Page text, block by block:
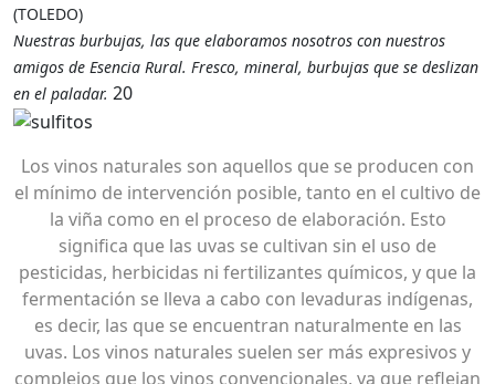
(TOLEDO)
Nuestras burbujas, las que elaboramos nosotros con nuestros
amigos de Esencia Rural. Fresco, mineral, burbujas que se deslizan
en el paladar. 20
Los vinos naturales son aquellos que se producen con
el mínimo de intervención posible, tanto en el cultivo de
la viña como en el proceso de elaboración. Esto
significa que las uvas se cultivan sin el uso de
pesticidas, herbicidas ni fertilizantes químicos, y que la
fermentación se lleva a cabo con levaduras indígenas,
es decir, las que se encuentran naturalmente en las
uvas. Los vinos naturales suelen ser más expresivos y
complejos que los vinos convencionales, ya que reflejan